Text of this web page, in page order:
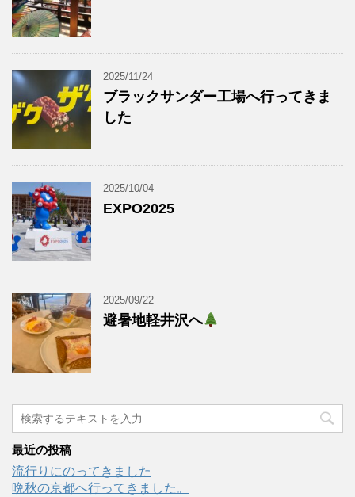
2025/11/24
ブラックサンダー工場へ行ってきま
した
2025/10/04
EXPO2025
2025/09/22
避暑地軽井沢へ
最近の投稿
流行りにのってきました
晩秋の京都へ行ってきました。